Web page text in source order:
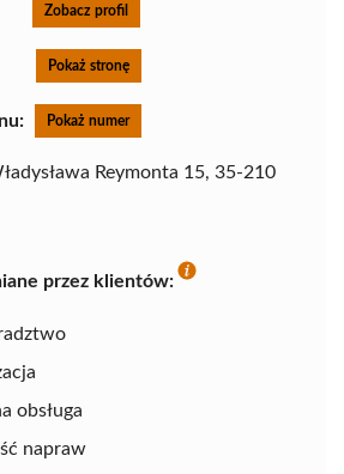
Zobacz profil
Pokaż stronę
Pokaż numer
Reymonta 15, 35-210
przez klientów:
obsługa
napraw